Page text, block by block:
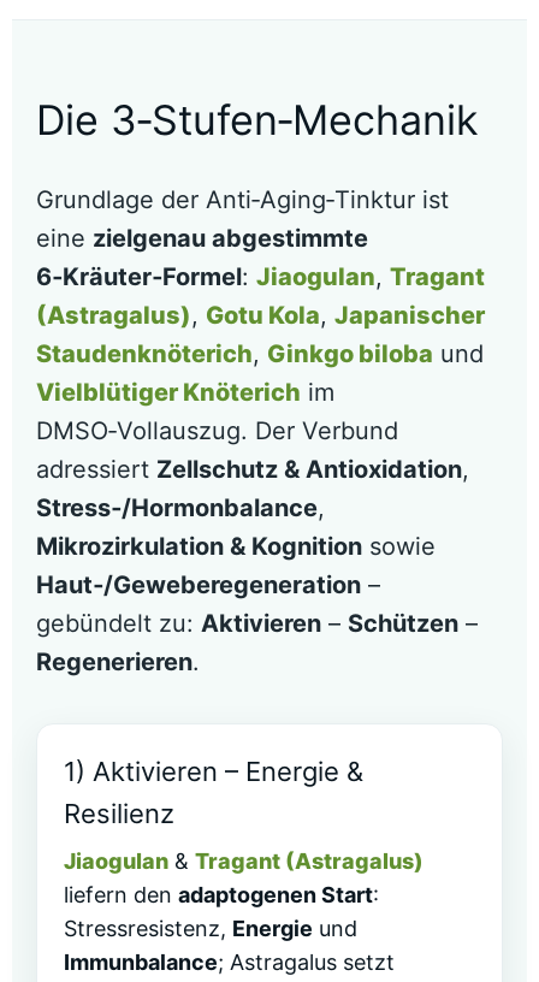
Die 3‑Stufen‑Mechanik
Grundlage der Anti‑Aging‑Tinktur ist
eine zielgenau abgestimmte
6‑Kräuter‑Formel: Jiaogulan, Tragant
(Astragalus), Gotu Kola, Japanischer
Staudenknöterich, Ginkgo biloba und
Vielblütiger Knöterich im
DMSO‑Vollauszug. Der Verbund
adressiert Zellschutz & Antioxidation,
Stress‑/Hormonbalance,
Mikrozirkulation & Kognition sowie
Haut‑/Geweberegeneration –
gebündelt zu: Aktivieren – Schützen –
Regenerieren.
1) Aktivieren – Energie &
Resilienz
Jiaogulan & Tragant (Astragalus)
liefern den adaptogenen Start:
Stressresistenz, Energie und
Immunbalance; Astragalus setzt